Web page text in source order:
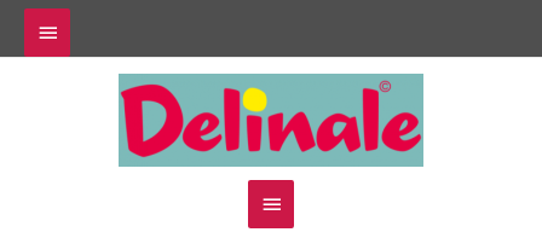
Zum
Inhalt
springen
Above
Hauptmenü